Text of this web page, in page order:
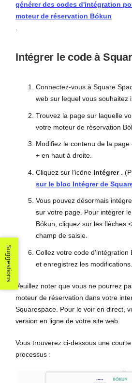
générer des codes d'intégration
moteur de réservation Bókun
Intégrer le code à
Connectez-vous à Square
web sur lequel vous souhaitez
Trouvez la page sur laquelle
votre moteur de réservation
Modifiez le contenu de la
+ en haut à droite.
Cliquez sur l'icône Intégrer.
sur le bloc Intégrerde
Vous pouvez désormais
sur votre page. Pour intégrer
Bókun, cliquez sur les flèches
champ de saisie.
Collez votre code d'intégration
et enregistrez les modifications.
Veuillez noter que vous ne pourrez
moteur de réservation dans votre
Squarespace. Pour le voir en direct,
version en ligne de votre site web.
Vous trouverez ci-dessous une
processus :
Suggestions